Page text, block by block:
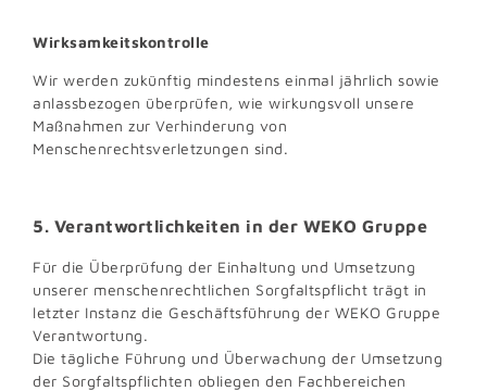
Wirksamkeitskontrolle
Wir werden zukünftig mindestens einmal jährlich sowie
anlassbezogen überprüfen, wie wirkungsvoll unsere
Maßnahmen zur Verhinderung von
Menschenrechtsverletzungen sind.
5. Verantwortlichkeiten in der WEKO Gruppe
Für die Überprüfung der Einhaltung und Umsetzung
unserer menschenrechtlichen Sorgfaltspflicht trägt in
letzter Instanz die Geschäftsführung der WEKO Gruppe
Verantwortung.
Die tägliche Führung und Überwachung der Umsetzung
der Sorgfaltspflichten obliegen den Fachbereichen